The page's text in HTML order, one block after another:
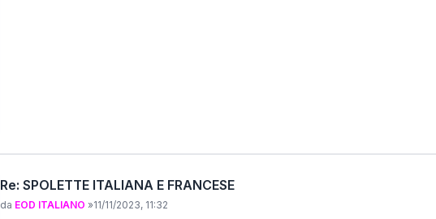
Re: SPOLETTE ITALIANA E FRANCESE
Messaggio
da EOD ITALIANO »11/11/2023, 11:32